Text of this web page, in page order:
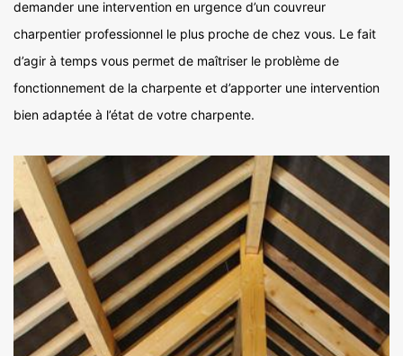
demander une intervention en urgence d’un couvreur
charpentier professionnel le plus proche de chez vous. Le fait
d’agir à temps vous permet de maîtriser le problème de
fonctionnement de la charpente et d’apporter une intervention
bien adaptée à l’état de votre charpente.